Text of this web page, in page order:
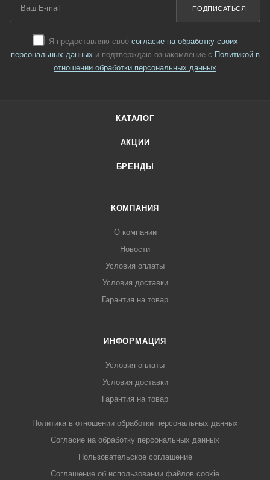
Я предоставляю своё согласие на обработку своих
персональных данных и подтверждаю ознакомление с Политикой в
отношении обработки персональных данных
ПОДПИСАТЬСЯ
КАТАЛОГ
АКЦИИ
БРЕНДЫ
КОМПАНИЯ
О компании
Новости
Условия оплаты
Условия доставки
Гарантия на товар
ИНФОРМАЦИЯ
Условия оплаты
Условия доставки
Гарантия на товар
Политика в отношении обработки персональных данных
Cогласие на обработку персональных данных
Пользовательское соглашение
Cоглашение об использовании файлов cookie